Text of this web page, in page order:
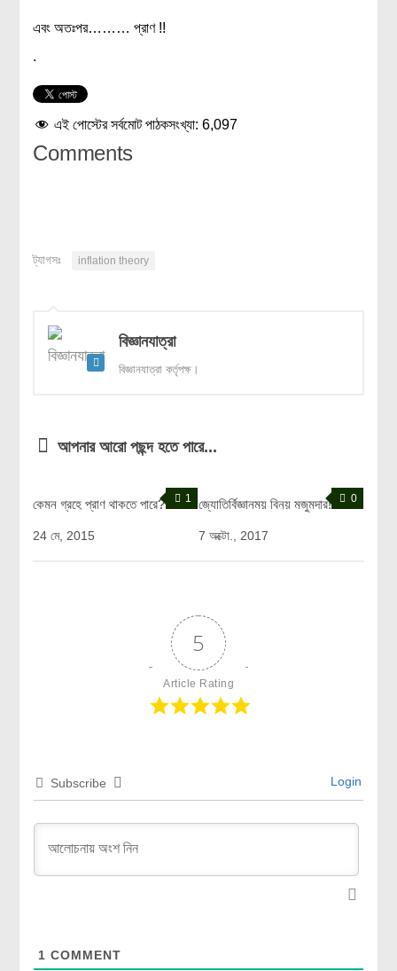
এবং অতঃপর……… প্রাণ !!
.
এই পোস্টের সর্বমোট পাঠকসংখ্যা:6,097
Comments
ট্যাগসঃ inflation theory
বিজ্ঞানযাত্রা
বিজ্ঞানযাত্রা কর্তৃপক্ষ।
আপনার আরো পছন্দ হতে পারে...
1
কেমন গ্রহে প্রাণ থাকতে পারে?
24 মে, 2015
0
জ্যোতির্বিজ্ঞানময় বিনয় মজুমদার!
7 অক্টো., 2017
5
Article Rating
Subscribe Login
1 COMMENT